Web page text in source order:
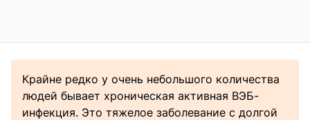
Крайне редко у очень небольшого количества
людей бывает хроническая активная ВЭБ-
инфекция. Это тяжелое заболевание с долгой